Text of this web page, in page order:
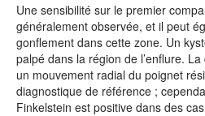
Une sensibilité sur le premier
généralement observée, et il peut
gonflement dans cette zone. Un
palpé dans la région de l’enflure.
un mouvement radial du poignet
diagnostique de référence ;
Finkelstein est positive dans des